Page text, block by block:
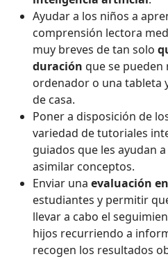
Ayudar a los niños a
comprensión lectora
muy breves de tan solo
duración que se pueden
ordenador o una tableta
de casa.
Poner a disposición de
variedad de tutoriales
guiados que les ayudan
asimilar conceptos.
Enviar una evaluación
estudiantes y permitir
llevar a cabo el
hijos recurriendo a
recogen los resultados